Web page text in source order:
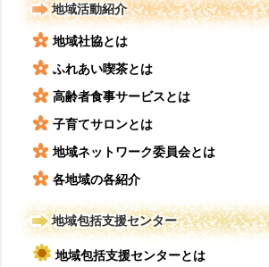
地域活動紹介
地域社協とは
ふれあい喫茶とは
高齢者食事サービスとは
子育てサロンとは
地域ネットワーク委員会とは
各地域の各紹介
地域包括支援センター
地域包括支援センターとは